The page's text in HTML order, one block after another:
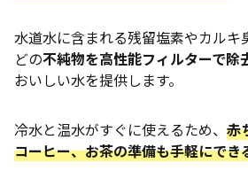
ほどではないと感じたケース
賃貸で配管工事NG・キッチ
でトラブルになったケース
ット
定額制で使うほどお得になり
水道水に含まれる残留塩素やカルキ
どの不純物を高性能フィルターで除
おいしい水を提供します。
冷水と温水がすぐに使えるため、 赤
コーヒー、お茶の準備も手軽にでき